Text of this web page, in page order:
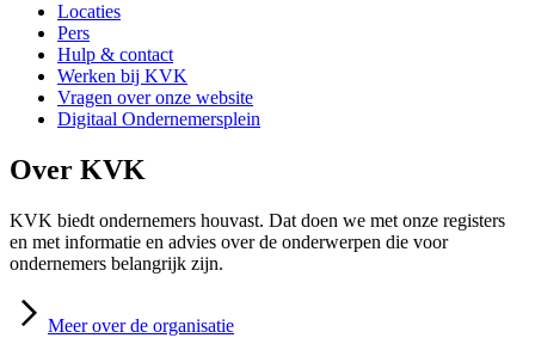
Locaties
Pers
Hulp & contact
Werken bij KVK
Vragen over onze website
Digitaal Ondernemersplein
Over KVK
KVK biedt ondernemers houvast. Dat doen we met onze registers
en met informatie en advies over de onderwerpen die voor
ondernemers belangrijk zijn.
Meer over de organisatie